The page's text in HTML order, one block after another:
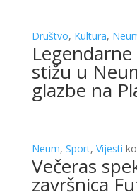
Društvo, Kultura,
stižu u
glazbe na
Neum, Sport, Vijesti
Večeras
završnica